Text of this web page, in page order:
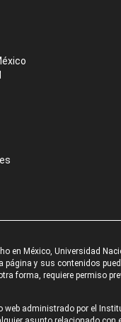
en México, Universidad
página y sus contenidos
forma, requiere permiso
web administrado por el